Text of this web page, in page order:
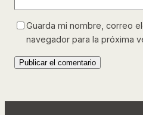
Guarda mi nombre, correo
navegador para la próxima